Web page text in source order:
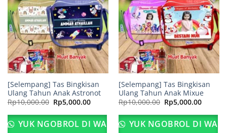
[Selempang] Tas Bingkisan
Ulang Tahun Anak Astronot
Rp10,000.00 Harga
aslinya
adalah:
Rp10,000.00.
Rp5,000.00Harga
ini
adalah:
Rp5,000.00.
YUK NGOBROL DI WA
[Selempang] Tas Bingkisan
Ulang Tahun Anak Mixue
Rp10,000.00 Harga
aslinya
adalah:
Rp10,000.00.
Rp5,000.00Harga
ini
adalah:
YUK NGOBROL DI WA